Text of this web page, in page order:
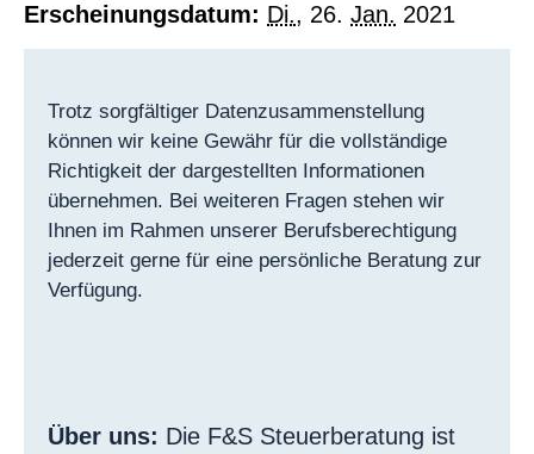
Erscheinungsdatum: Di., 26. Jan. 2021
Trotz sorgfältiger Datenzusammenstellung
können wir keine Gewähr für die vollständige
Richtigkeit der dargestellten Informationen
übernehmen. Bei weiteren Fragen stehen wir
Ihnen im Rahmen unserer Berufsberechtigung
jederzeit gerne für eine persönliche Beratung zur
Verfügung.
Über uns: Die F&S Steuerberatung ist